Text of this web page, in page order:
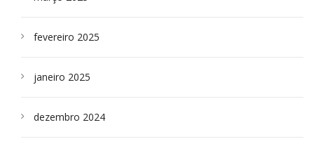
fevereiro 2025
janeiro 2025
dezembro 2024